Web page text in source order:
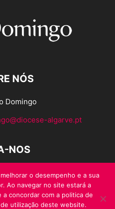
NÓS
Domingo
algarve.pt
NOS
o desempenho e a sua
Ao navegar no site estará a
concordar com a politica de
utilização deste website.